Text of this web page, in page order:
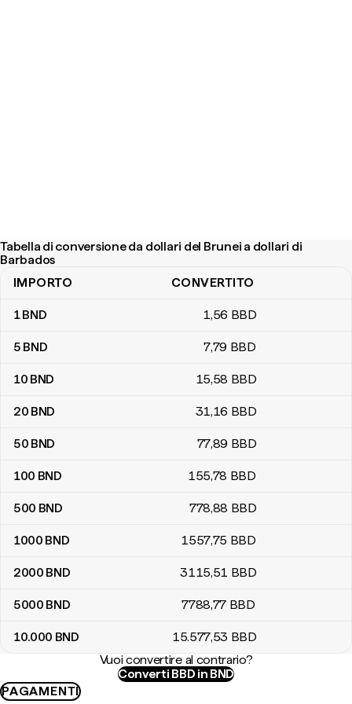
Tabella di conversione da dollari del Brunei a dollari di
Barbados
Tabella di conversione da dollari del Brunei a dollari di Barbados
IMPORTO CONVERTITO
1BND 1,56 BBD
5 BND 7,79 BBD
10 BND 15,58 BBD
20 BND 31,16 BBD
50 BND 77,89 BBD
100 BND 155,78 BBD
500 BND 778,88 BBD
1000 BND 1557,75 BBD
2000 BND 3115,51 BBD
5000 BND 7788,77 BBD
10.000 BND 15.577,53 BBD
Vuoi convertire al contrario?
Converti BBD in BND
PAGAMENTI